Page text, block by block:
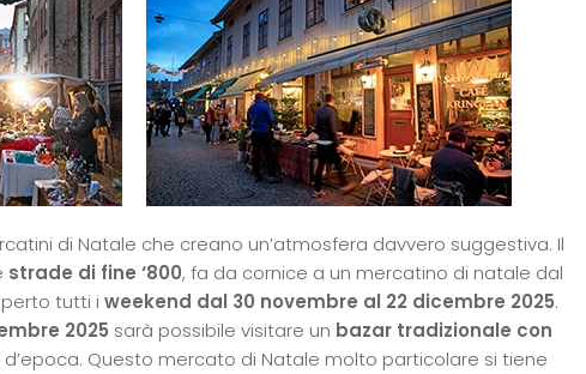
di Natale che creano un’atmosfera davvero suggestiva. Il
strade di fine ‘800, fa da cornice a un mercatino di natale dal
tutti i weekend dal 30 novembre al 22 dicembre 2025.
2025 sarà possibile visitare un bazar tradizionale con
Questo mercato di Natale molto particolare si tiene